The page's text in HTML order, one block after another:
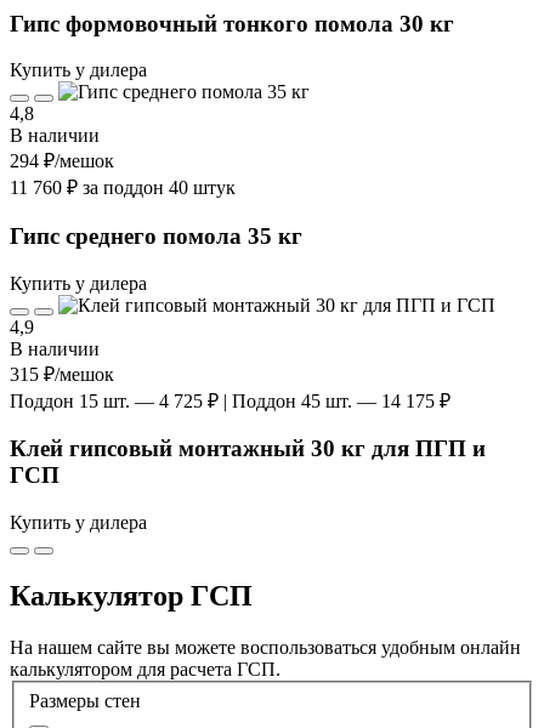
Гипс формовочный тонкого помола 30 кг
Купить у дилера
4,8
В наличии
294 ₽/мешок
11 760 ₽ за поддон 40 штук
Гипс среднего помола 35 кг
Купить у дилера
4,9
В наличии
315 ₽/мешок
Поддон 15 шт. — 4 725 ₽ | Поддон 45 шт. — 14 175 ₽
Клей гипсовый монтажный 30 кг для ПГП и
ГСП
Купить у дилера
Калькулятор ГСП
На нашем сайте вы можете воспользоваться удобным онлайн
калькулятором для расчета ГСП.
Размеры стен